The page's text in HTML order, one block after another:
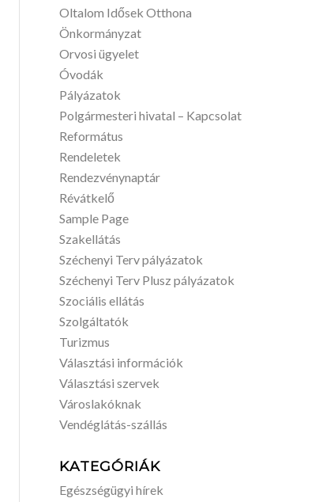
Oltalom Idősek Otthona
Önkormányzat
Orvosi ügyelet
Óvodák
Pályázatok
Polgármesteri hivatal – Kapcsolat
Református
Rendeletek
Rendezvénynaptár
Révátkelő
Sample Page
Szakellátás
Széchenyi Terv pályázatok
Széchenyi Terv Plusz pályázatok
Szociális ellátás
Szolgáltatók
Turizmus
Választási információk
Választási szervek
Városlakóknak
Vendéglátás-szállás
KATEGÓRIÁK
Egészségügyi hírek